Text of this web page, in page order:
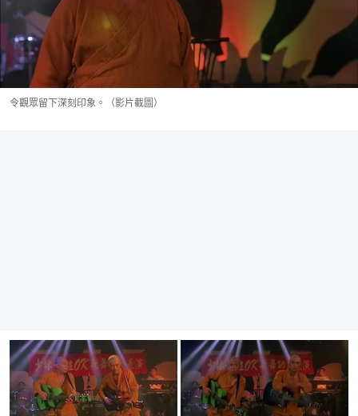
令觀眾留下深刻印象。（影片截圖）